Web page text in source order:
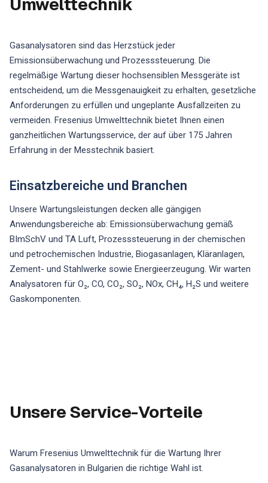
Gasanalysatoren sind das Herzstück jeder
Emissionsüberwachung und Prozesssteuerung. Die
regelmäßige Wartung dieser hochsensiblen Messgeräte ist
entscheidend, um die Messgenauigkeit zu erhalten, gesetzliche
Anforderungen zu erfüllen und ungeplante Ausfallzeiten zu
vermeiden. Fresenius Umwelttechnik bietet Ihnen einen
ganzheitlichen Wartungsservice, der auf über 175 Jahren
Erfahrung in der Messtechnik basiert.
Einsatzbereiche und Branchen
Unsere Wartungsleistungen decken alle gängigen
Anwendungsbereiche ab: Emissionsüberwachung gemäß
BImSchV und TA Luft, Prozesssteuerung in der chemischen
und petrochemischen Industrie, Biogasanlagen, Kläranlagen,
Zement- und Stahlwerke sowie Energieerzeugung. Wir warten
Analysatoren für O₂, CO, CO₂, SO₂, NOx, CH₄, H₂S und weitere
Gaskomponenten.
Unsere Service-Vorteile
Warum Fresenius Umwelttechnik für die Wartung Ihrer
Gasanalysatoren in Bulgarien die richtige Wahl ist.